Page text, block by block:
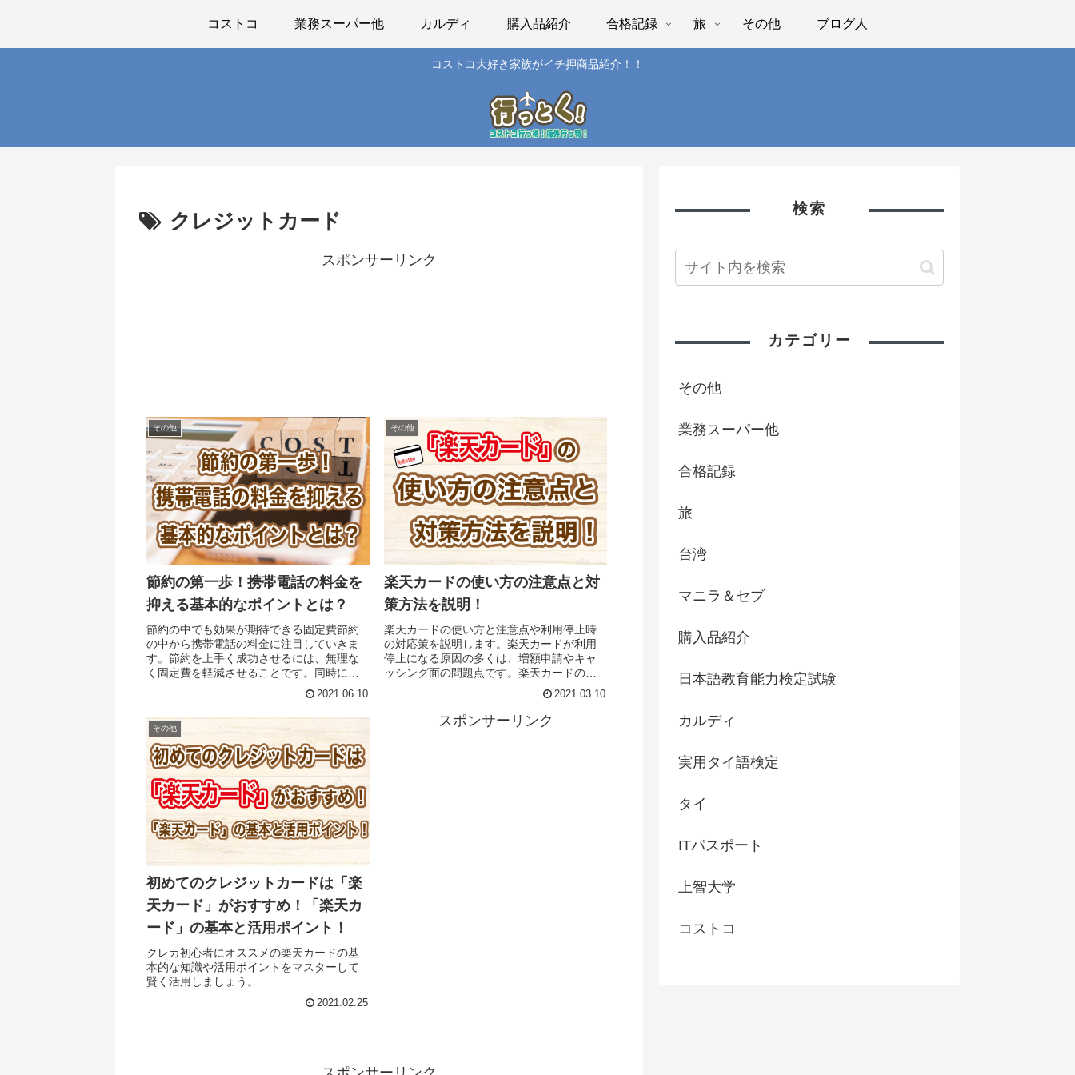
コストコ大好き家族がイチ押商品紹介！！
コストコ 業務スーパー他 カルディ 購入品紹介 合格記録 旅 その他 ブログ人
クレジットカード
スポンサーリンク
その他
節約の第一歩！携帯電話の料金を
抑える基本的なポイントとは？
節約の中でも効果が期待できる固定費節約
の中から携帯電話の料金に注目していきま
す。節約を上手く成功させるには、無理な
く固定費を軽減させることです。同時に複
数の効果が期待できる方法を考える必要が
2021.06.10
その他
楽天カードの使い方の注意点と対
策方法を説明！
楽天カードの使い方と注意点や利用停止時
の対応策を説明します。楽天カードが利用
停止になる原因の多くは、増額申請やキャ
ッシング面の問題点です。楽天カードのエ
ラーコードの意味を理解し、原因と対応策
2021.03.10
その他
初めてのクレジットカードは「楽
天カード」がおすすめ！「楽天カ
ード」の基本と活用ポイント！
クレカ初心者にオススメの楽天カードの基
本的な知識や活用ポイントをマスターして
賢く活用しましょう。
2021.02.25
スポンサーリンク
検索
カテゴリー
その他
業務スーパー他
合格記録
旅
台湾
マニラ＆セブ
購入品紹介
日本語教育能力検定試験
カルディ
実用タイ語検定
タイ
ITパスポート
上智大学
コストコ